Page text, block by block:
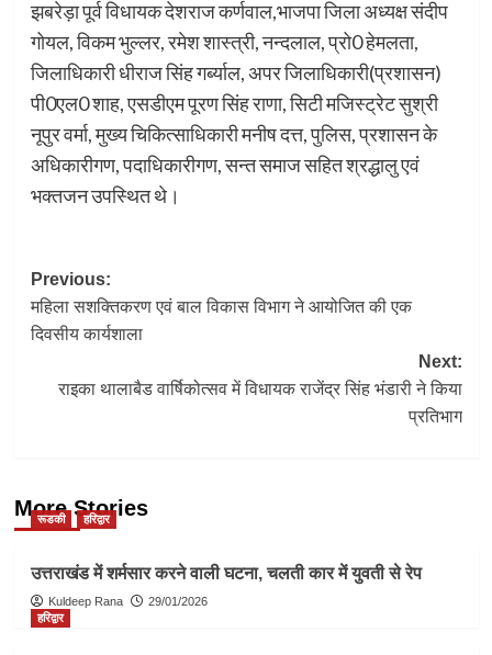
झबरेड़ा पूर्व विधायक देशराज कर्णवाल,भाजपा जिला अध्यक्ष संदीप
गोयल, विकम भुल्लर, रमेश शास्त्री, नन्दलाल, प्रो0 हेमलता,
जिलाधिकारी धीराज सिंह गर्ब्याल, अपर जिलाधिकारी(प्रशासन)
पी0एल0 शाह, एसडीएम पूरण सिंह राणा, सिटी मजिस्ट्रेट सुश्री
नूपुर वर्मा, मुख्य चिकित्साधिकारी मनीष दत्त, पुलिस, प्रशासन के
अधिकारीगण, पदाधिकारीगण, सन्त समाज सहित श्रद्धालु एवं
भक्तजन उपस्थित थे।
Post
navigation
Previous:
महिला सशक्तिकरण एवं बाल विकास विभाग ने आयोजित की एक
दिवसीय कार्यशाला
Next:
राइका थालाबैड वार्षिकोत्सव में विधायक राजेंद्र सिंह भंडारी ने किया
प्रतिभाग
More Stories
रूडकी हरिद्वार
उत्तराखंड में शर्मसार करने वाली घटना, चलती कार में युवती से रेप
Kuldeep Rana
29/01/2026
हरिद्वार